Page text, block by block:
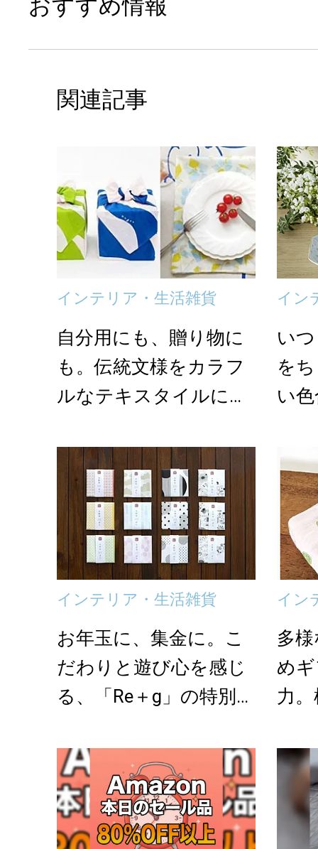
おすすめ情報
関連記事
インテリア・生活雑貨
自分用にも、贈り物に
も。伝統文様をカラフ
ルなテキスタイルにし
イン
い
を
い
インテリア・生活雑貨
お年玉に、集金に。こ
だわりと遊び心を感じ
る、「Re＋g」の特別な
イン
多
め
力
の...